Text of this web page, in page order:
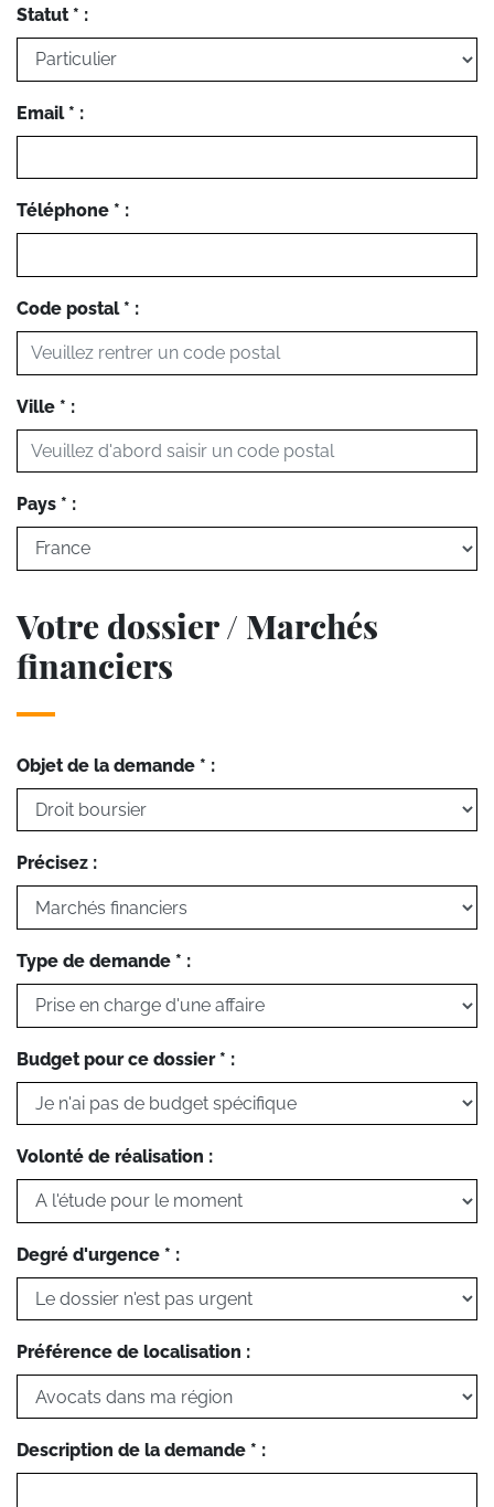
Statut * :
Email * :
Téléphone * :
Code postal * :
Ville * :
Pays * :
Votre dossier / Marchés
financiers
Objet de la demande * :
Précisez :
Type de demande * :
Budget pour ce dossier * :
Volonté de réalisation :
Degré d'urgence * :
Préférence de localisation :
Description de la demande * :